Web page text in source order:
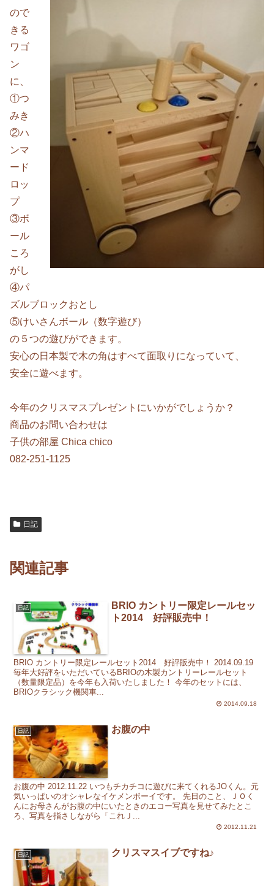
ので
きる
ワゴ
ン
に、
①つ
みき
②ハ
ンマ
ード
ロッ
プ
③ボ
ール
ころ
がし
④パ
ズルブロックおとし
⑤けいさんボール（数字遊び）
の５つの遊びができます。
安心の日本製で木の角はすべて面取りになっていて、
安全に遊べます。
今年のクリスマスプレゼントにいかがでしょうか？
商品のお問い合わせは
子供の部屋 Chica chico
082-251-1125
日記
関連記事
日記
BRIO カントリー限定レールセッ
ト2014 好評販売中！
BRIO カントリー限定レールセット2014 好評販売中！ 2014.09.19
毎年大好評をいただいているBRIOの木製カントリーレールセット
（数量限定品）を今年も入荷いたしました！ 今年のセットには、
BRIOクラシック機関車...
2014.09.18
日記 お腹の中
お腹の中 2012.11.22 いつもチカチコに遊びに来てくれるJOくん。元
気いっぱいのオシャレなイケメンボーイです。 先日のこと、ＪＯく
んにお母さんがお腹の中にいたときのエコー写真を見せてみたとこ
ろ、写真を指さしながら「これＪ...
2012.11.21
日記 クリスマスイブですね♪